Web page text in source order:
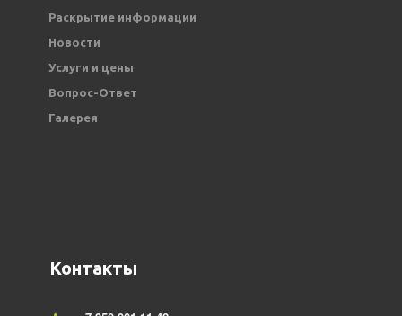
Раскрытие информации
Новости
Услуги и цены
Вопрос-Ответ
Галерея
Контакты